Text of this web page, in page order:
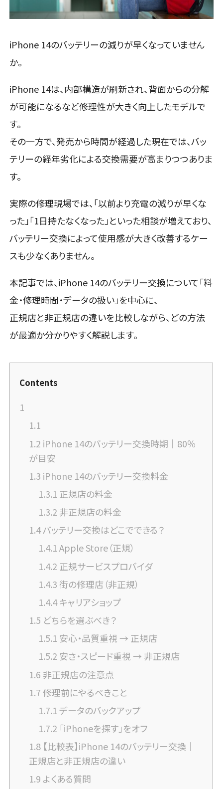
iPhone 14のバッテリーの減りが早くなっていません
か。
iPhone 14は、内部構造が刷新され、背面からの分解
が可能になるなど修理性が大きく向上したモデルで
す。
その一方で、発売から時間が経過した現在では、バッ
テリーの経年劣化による交換需要が高まりつつありま
す。
実際の修理現場では、「以前より充電の減りが早くな
った」「1日持たなくなった」といった相談が増えており、
バッテリー交換によって使用感が大きく改善するケー
スも少なくありません。
本記事では、iPhone 14のバッテリー交換について「料
金・修理時間・データの扱い」を中心に、
正規店と非正規店の違いを比較しながら、どの方法
が最適か分かりやすく解説します。
Contents
1
1.1
1.2 iPhone 14のバッテリー交換時期｜80％
が目安
1.3 iPhone 14のバッテリー交換料金
1.3.1 正規店の料金
1.3.2 非正規店の料金
1.4バッテリー交換はどこでできる？
1.4.1Apple Store（正規）
1.4.2 正規サービスプロバイダ
1.4.3 街の修理店（非正規）
1.4.4キャリアショップ
1.5 どちらを選ぶべき？
1.5.1 安心・品質重視 → 正規店
1.5.2 安さ・スピード重視 → 非正規店
1.6 非正規店の注意点
1.7修理前にやるべきこと
1.7.1データのバックアップ
1.7.2 「iPhoneを探す」をオフ
1.8 【比較表】iPhone 14のバッテリー交換｜
正規店と非正規店の違い
1.9 よくある質問